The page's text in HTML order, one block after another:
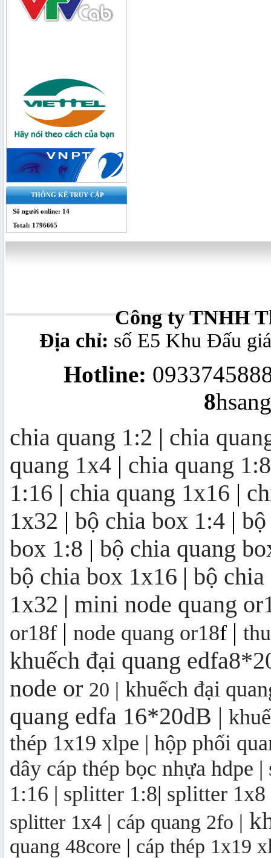
Bộ chia quang 1x4 SC/UPC - bộ chia
splitter
Bộ Chia Quang 1x4 Box - splitter
10/100/1000Mb
to Optic Fiber Single-Mode, 20KM
Bộ thu quang FTTH OR20 | mini
node OR20
Khuếch đại quang EDFA 4/8/16/32
cổng
Bộ thu quang FTTH OR16 | mini
node OR16
THỐNG KÊ TRUY CẬP
Số người online: 14
Total: 1796665
Công ty TNHH
Địa chỉ: số E5 Khu Đấu
Hotline:
8
chia quang 1:2 | chia
quang 1x4 | chia quang 1:8
1:16 | chia quang 1x16 |
1x32 | bộ chia box 1:4 |
box 1:8 | bộ chia quang
bộ chia box 1x16 | bộ chia
1x32 | mini node quang
or18f | node quang or18f |
khuếch đại quang
node or 20 | khuếch đại
quang edfa 16*20dB |
thép 1x19 xlpe | hộp phối
dây cáp thép bọc nhựa hdpe |
1:16 | splitter 1:8| splitter 1x8
splitter 1x4 | cáp quang 2fo |
quang 48core | cáp thép 1x19